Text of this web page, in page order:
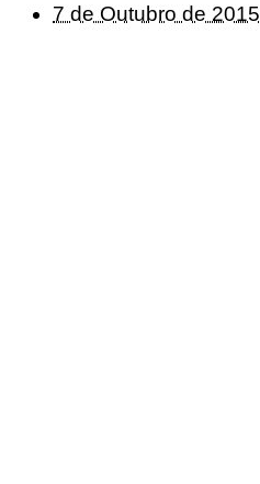
7 de Outubro de 2015